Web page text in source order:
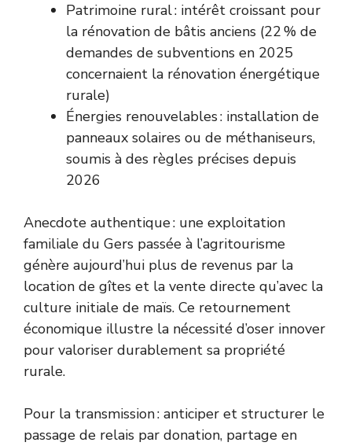
Patrimoine rural : intérêt croissant pour
la rénovation de bâtis anciens (22 % de
demandes de subventions en 2025
concernaient la rénovation énergétique
rurale)
Énergies renouvelables : installation de
panneaux solaires ou de méthaniseurs,
soumis à des règles précises depuis
2026
Anecdote authentique : une exploitation
familiale du Gers passée à l’agritourisme
génère aujourd’hui plus de revenus par la
location de gîtes et la vente directe qu’avec la
culture initiale de maïs. Ce retournement
économique illustre la nécessité d’oser innover
pour valoriser durablement sa propriété
rurale.
Pour la transmission : anticiper et structurer le
passage de relais par donation, partage en